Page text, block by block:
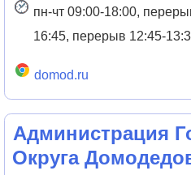
пн-чт 09:00-18:00,
16:45, перерыв 12:45-
domod.ru
Администрация
Округа